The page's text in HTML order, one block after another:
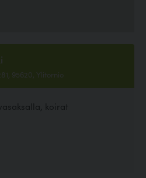
95620, Ylitornio
koirat